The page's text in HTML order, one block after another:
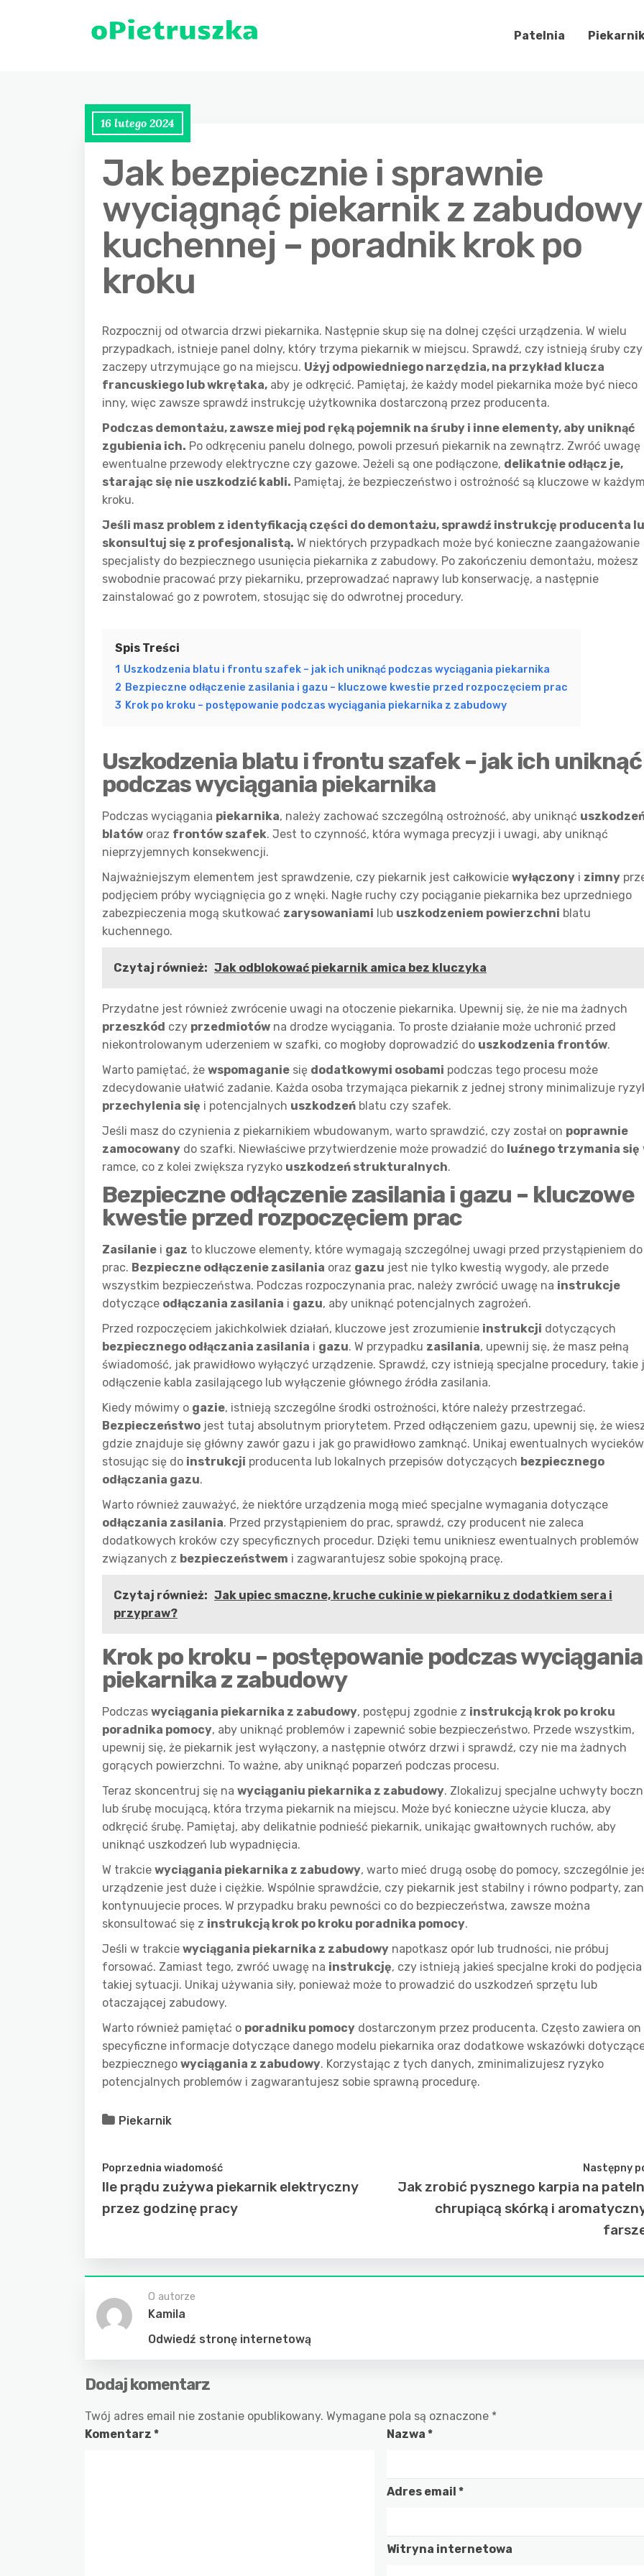
Patelnia
16 lutego 2024
Jak bezpiecznie i sprawnie
wyciągnąć piekarnik z zabudowy
kuchennej – poradnik krok po
kroku
Rozpocznij od otwarcia drzwi piekarnika. Następnie skup się na dolnej części urządzenia. W wielu
przypadkach, istnieje panel dolny, który trzyma piekarnik w miejscu. Sprawdź, czy istnieją śruby czy
zaczepy utrzymujące go na miejscu. Użyj odpowiedniego narzędzia, na przykład klucza
francuskiego lub wkrętaka, aby je odkręcić. Pamiętaj, że każdy model piekarnika może być nieco
inny, więc zawsze sprawdź instrukcję użytkownika dostarczoną przez producenta.
Podczas demontażu, zawsze miej pod ręką pojemnik na śruby i inne elementy, aby uniknąć
zgubienia ich. Po odkręceniu panelu dolnego, powoli przesuń piekarnik na zewnątrz. Zwróć uwagę
ewentualne przewody elektryczne czy gazowe. Jeżeli są one podłączone, delikatnie odłącz je,
starając się nie uszkodzić kabli. Pamiętaj, że bezpieczeństwo i ostrożność są kluczowe w każdym
kroku.
Jeśli masz problem z identyfikacją części do demontażu, sprawdź instrukcję producenta
skonsultuj się z profesjonalistą. W niektórych przypadkach może być konieczne zaangażowanie
specjalisty do bezpiecznego usunięcia piekarnika z zabudowy. Po zakończeniu demontażu, możesz
swobodnie pracować przy piekarniku, przeprowadzać naprawy lub konserwację, a następnie
zainstalować go z powrotem, stosując się do odwrotnej procedury.
Spis Treści
1 Uszkodzenia blatu i frontu szafek – jak ich uniknąć podczas wyciągania piekarnika
2 Bezpieczne odłączenie zasilania i gazu – kluczowe kwestie przed rozpoczęciem prac
3 Krok po kroku – postępowanie podczas wyciągania piekarnika z zabudowy
Uszkodzenia blatu i frontu szafek – jak ich uniknąć
podczas wyciągania piekarnika
Podczas wyciągania piekarnika, należy zachować szczególną ostrożność, aby uniknąć
blatów oraz frontów szafek. Jest to czynność, która wymaga precyzji i uwagi, aby uniknąć
nieprzyjemnych konsekwencji.
Najważniejszym elementem jest sprawdzenie, czy piekarnik jest całkowicie wyłączony i zimny
podjęciem próby wyciągnięcia go z wnęki. Nagłe ruchy czy pociąganie piekarnika bez uprzedniego
zabezpieczenia mogą skutkować zarysowaniami lub uszkodzeniem powierzchni blatu
kuchennego.
Czytaj również: Jak odblokować piekarnik amica bez kluczyka
Przydatne jest również zwrócenie uwagi na otoczenie piekarnika. Upewnij się, że nie ma żadnych
przeszkód czy przedmiotów na drodze wyciągania. To proste działanie może uchronić przed
niekontrolowanym uderzeniem w szafki, co mogłoby doprowadzić do uszkodzenia frontów.
Warto pamiętać, że wspomaganie się dodatkowymi osobami podczas tego procesu może
zdecydowanie ułatwić zadanie. Każda osoba trzymająca piekarnik z jednej strony minimalizuje
przechylenia się i potencjalnych uszkodzeń blatu czy szafek.
Jeśli masz do czynienia z piekarnikiem wbudowanym, warto sprawdzić, czy został on poprawnie
zamocowany do szafki. Niewłaściwe przytwierdzenie może prowadzić do luźnego trzymania się
ramce, co z kolei zwiększa ryzyko uszkodzeń strukturalnych.
Bezpieczne odłączenie zasilania i gazu – kluczowe
kwestie przed rozpoczęciem prac
Zasilanie i gaz to kluczowe elementy, które wymagają szczególnej uwagi przed przystąpieniem do
prac. Bezpieczne odłączenie zasilania oraz gazu jest nie tylko kwestią wygody, ale przede
wszystkim bezpieczeństwa. Podczas rozpoczynania prac, należy zwrócić uwagę na instrukcje
dotyczące odłączania zasilania i gazu, aby uniknąć potencjalnych zagrożeń.
Przed rozpoczęciem jakichkolwiek działań, kluczowe jest zrozumienie instrukcji dotyczących
bezpiecznego odłączania zasilania i gazu. W przypadku zasilania, upewnij się, że masz pełną
świadomość, jak prawidłowo wyłączyć urządzenie. Sprawdź, czy istnieją specjalne procedury, takie
odłączenie kabla zasilającego lub wyłączenie głównego źródła zasilania.
Kiedy mówimy o gazie, istnieją szczególne środki ostrożności, które należy przestrzegać.
Bezpieczeństwo jest tutaj absolutnym priorytetem. Przed odłączeniem gazu, upewnij się, że
gdzie znajduje się główny zawór gazu i jak go prawidłowo zamknąć. Unikaj ewentualnych
stosując się do instrukcji producenta lub lokalnych przepisów dotyczących bezpiecznego
odłączania gazu.
Warto również zauważyć, że niektóre urządzenia mogą mieć specjalne wymagania dotyczące
odłączania zasilania. Przed przystąpieniem do prac, sprawdź, czy producent nie zaleca
dodatkowych kroków czy specyficznych procedur. Dzięki temu unikniesz ewentualnych problemów
związanych z bezpieczeństwem i zagwarantujesz sobie spokojną pracę.
Czytaj również: Jak upiec smaczne, kruche cukinie w piekarniku z dodatkiem sera i
przypraw?
Krok po kroku – postępowanie podczas wyciągania
piekarnika z zabudowy
Podczas wyciągania piekarnika z zabudowy, postępuj zgodnie z instrukcją krok po kroku
poradnika pomocy, aby uniknąć problemów i zapewnić sobie bezpieczeństwo. Przede wszystkim,
upewnij się, że piekarnik jest wyłączony, a następnie otwórz drzwi i sprawdź, czy nie ma żadnych
gorących powierzchni. To ważne, aby uniknąć poparzeń podczas procesu.
Teraz skoncentruj się na wyciąganiu piekarnika z zabudowy. Zlokalizuj specjalne uchwyty
lub śrubę mocującą, która trzyma piekarnik na miejscu. Może być konieczne użycie klucza, aby
odkręcić śrubę. Pamiętaj, aby delikatnie podnieść piekarnik, unikając gwałtownych ruchów, aby
uniknąć uszkodzeń lub wypadnięcia.
W trakcie wyciągania piekarnika z zabudowy, warto mieć drugą osobę do pomocy, szczególnie
urządzenie jest duże i ciężkie. Wspólnie sprawdźcie, czy piekarnik jest stabilny i równo podparty,
kontynuujecie proces. W przypadku braku pewności co do bezpieczeństwa, zawsze można
skonsultować się z instrukcją krok po kroku poradnika pomocy.
Jeśli w trakcie wyciągania piekarnika z zabudowy napotkasz opór lub trudności, nie próbuj
forsować. Zamiast tego, zwróć uwagę na instrukcję, czy istnieją jakieś specjalne kroki do
takiej sytuacji. Unikaj używania siły, ponieważ może to prowadzić do uszkodzeń sprzętu lub
otaczającej zabudowy.
Warto również pamiętać o poradniku pomocy dostarczonym przez producenta. Często zawiera on
specyficzne informacje dotyczące danego modelu piekarnika oraz dodatkowe wskazówki
bezpiecznego wyciągania z zabudowy. Korzystając z tych danych, zminimalizujesz ryzyko
potencjalnych problemów i zagwarantujesz sobie sprawną procedurę.
Piekarnik
Poprzednia wiadomość
Ile prądu zużywa piekarnik elektryczny
przez godzinę pracy
Następny
Jak zrobić pysznego karpia na
chrupiącą skórką i
O autorze
Kamila
Odwiedź stronę internetową
Dodaj komentarz
Twój adres email nie zostanie opublikowany. Wymagane pola są oznaczone *
Komentarz * Nazwa *
Adres email *
Witryna internetowa